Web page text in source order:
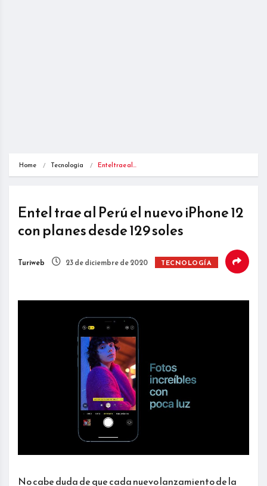
Home Tecnología Entel trae al…
Entel trae al Perú el nuevo iPhone 12
con planes desde 129 soles
Turiweb 23 de diciembre de 2020 TECNOLOGÍA
No cabe duda de que cada nuevo lanzamiento de la